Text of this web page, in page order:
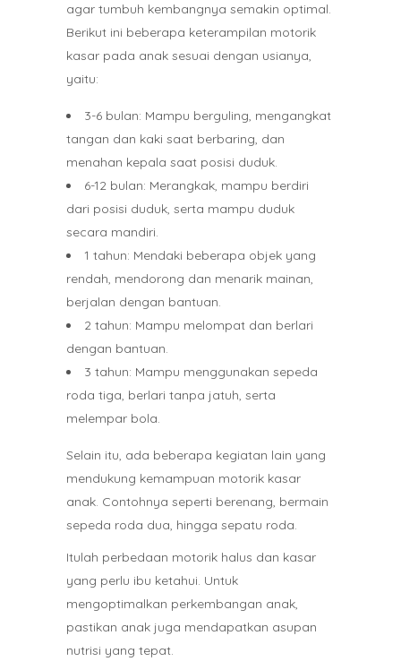
agar tumbuh kembangnya semakin optimal.
Berikut ini beberapa keterampilan motorik
kasar pada anak sesuai dengan usianya,
yaitu:
3-6 bulan: Mampu berguling, mengangkat
tangan dan kaki saat berbaring, dan
menahan kepala saat posisi duduk.
6-12 bulan: Merangkak, mampu berdiri
dari posisi duduk, serta mampu duduk
secara mandiri.
1 tahun: Mendaki beberapa objek yang
rendah, mendorong dan menarik mainan,
berjalan dengan bantuan.
2 tahun: Mampu melompat dan berlari
dengan bantuan.
3 tahun: Mampu menggunakan sepeda
roda tiga, berlari tanpa jatuh, serta
melempar bola.
Selain itu, ada beberapa kegiatan lain yang
mendukung kemampuan motorik kasar
anak. Contohnya seperti berenang, bermain
sepeda roda dua, hingga sepatu roda.
Itulah perbedaan motorik halus dan kasar
yang perlu ibu ketahui. Untuk
mengoptimalkan perkembangan anak,
pastikan anak juga mendapatkan asupan
nutrisi yang tepat.